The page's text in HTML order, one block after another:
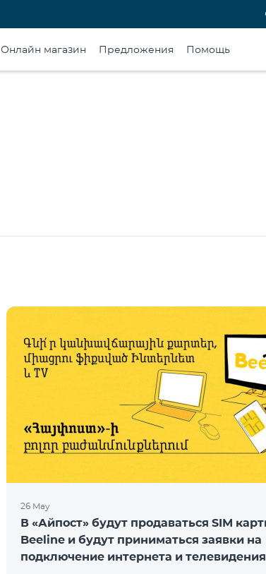
Онлайн магазин Предложения Помощь
26 May
В «Айпост» будут продаваться SIM
Beeline и будут приниматься заявки на
подключение интернета и телевидения